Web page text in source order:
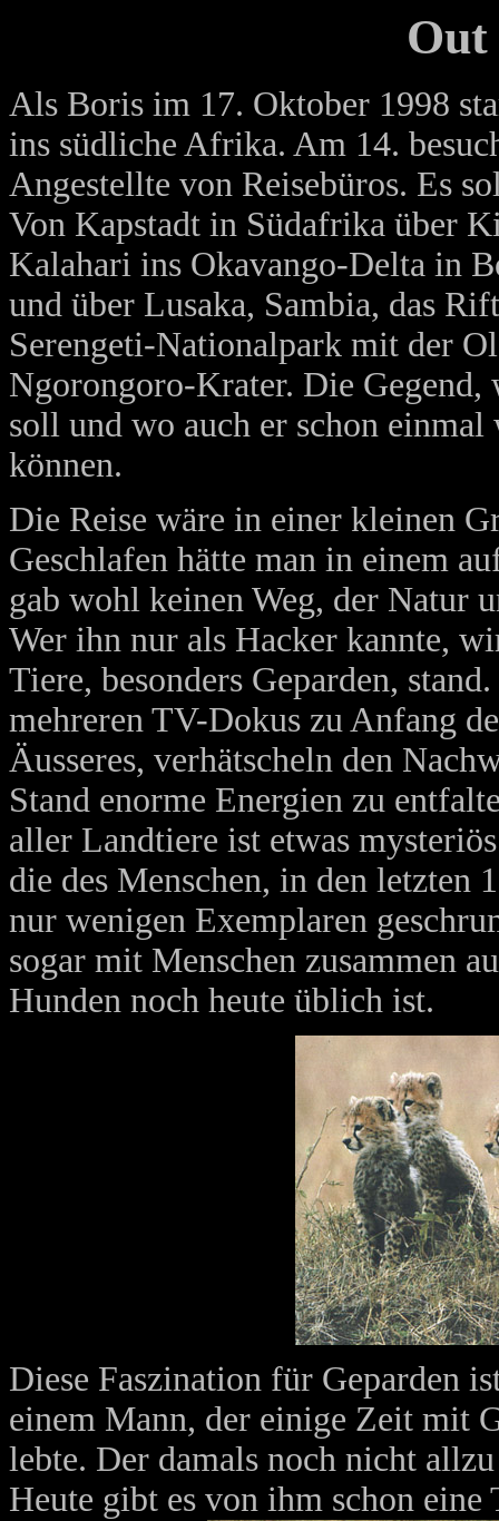
Als Boris im 17. Oktober 1998
ins südliche Afrika. Am 14.
Angestellte von Reisebüros. Es
Von Kapstadt in Südafrika über
Kalahari ins Okavango-Delta in
und über Lusaka, Sambia, das
Serengeti-Nationalpark mit der
Ngorongoro-Krater. Die Gegend,
soll und wo auch er schon
können.
Die Reise wäre in einer kleinen
Geschlafen hätte man in einem
gab wohl keinen Weg, der Natur
Wer ihn nur als Hacker kannte,
Tiere, besonders Geparden,
mehreren TV-Dokus zu Anfang
Äusseres, verhätscheln den
Stand enorme Energien zu
aller Landtiere ist etwas
die des Menschen, in den letzten
nur wenigen Exemplaren
sogar mit Menschen zusammen
Hunden noch heute üblich ist.
Diese Faszination für Geparden
einem Mann, der einige Zeit mit
lebte. Der damals noch nicht
Heute gibt es von ihm schon